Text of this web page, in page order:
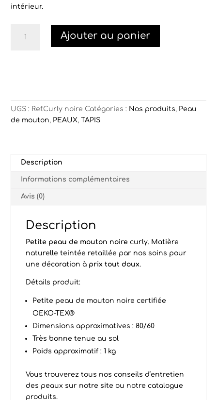
intérieur.
Ajouter au panier
UGS : Ref.Curly noire Catégories : Nos produits, Peau
de mouton, PEAUX, TAPIS
Description
Informations complémentaires
Avis (0)
Description
Petite peau de mouton noirecurly. Matière
naturelle teintée retaillée par nos soins pour
une décoration à prix tout doux.
Détails produit:
Petite peau de mouton noire certifiée
OEKO-TEX®
Dimensions approximatives : 80/60
Très bonne tenue au sol
Poids approximatif : 1 kg
Vous trouverez tous nos conseils d’entretien
des peaux sur notre site ou notrecatalogue
produits.